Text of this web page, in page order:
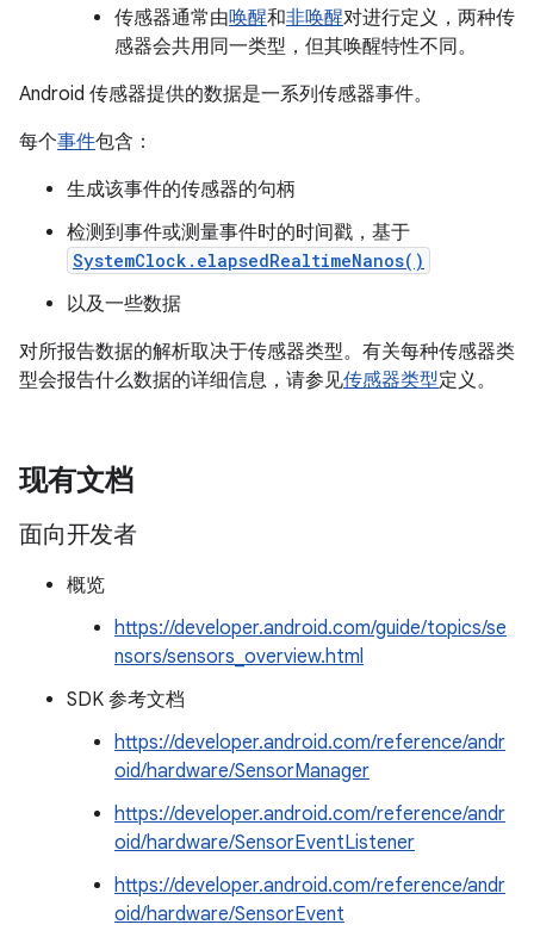
传感器通常由唤醒和非唤醒对进行定义，两种传
感器会共用同一类型，但其唤醒特性不同。
Android 传感器提供的数据是一系列传感器事件。
每个事件包含：
生成该事件的传感器的句柄
检测到事件或测量事件时的时间戳，基于
SystemClock.elapsedRealtimeNanos()
以及一些数据
对所报告数据的解析取决于传感器类型。有关每种传感器类
型会报告什么数据的详细信息，请参见传感器类型定义。
现有文档
面向开发者
概览
https://developer.android.com/guide/topics/se
nsors/sensors_overview.html
SDK 参考文档
https://developer.android.com/reference/andr
oid/hardware/SensorManager
https://developer.android.com/reference/andr
oid/hardware/SensorEventListener
https://developer.android.com/reference/andr
oid/hardware/SensorEvent